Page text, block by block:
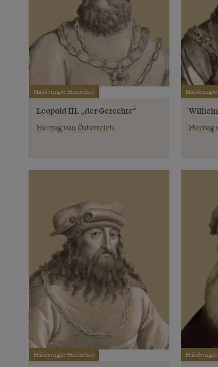
Habsburger Herrscher
Leopold III. „der Gerechte“
Herzog von Österreich Herzog
Habsburger Herrscher Habsburger